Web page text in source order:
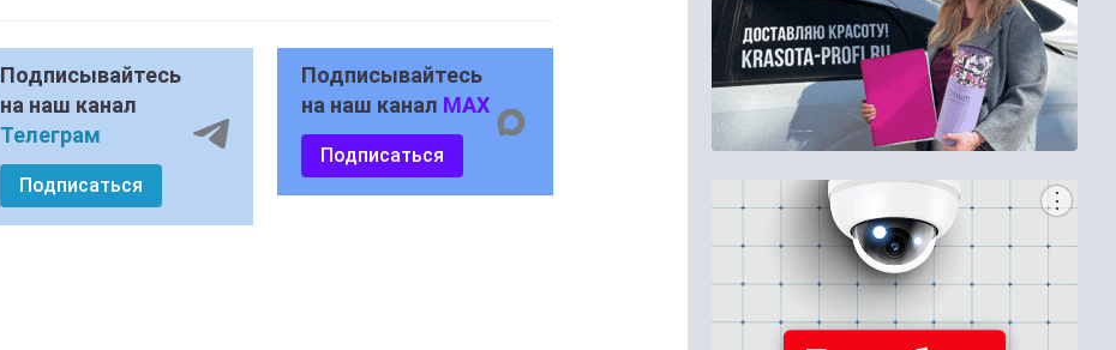
Подписывайтесь
на наш канал
Телеграм
Подписаться
Подписывайтесь
на наш канал MAX
Подписаться